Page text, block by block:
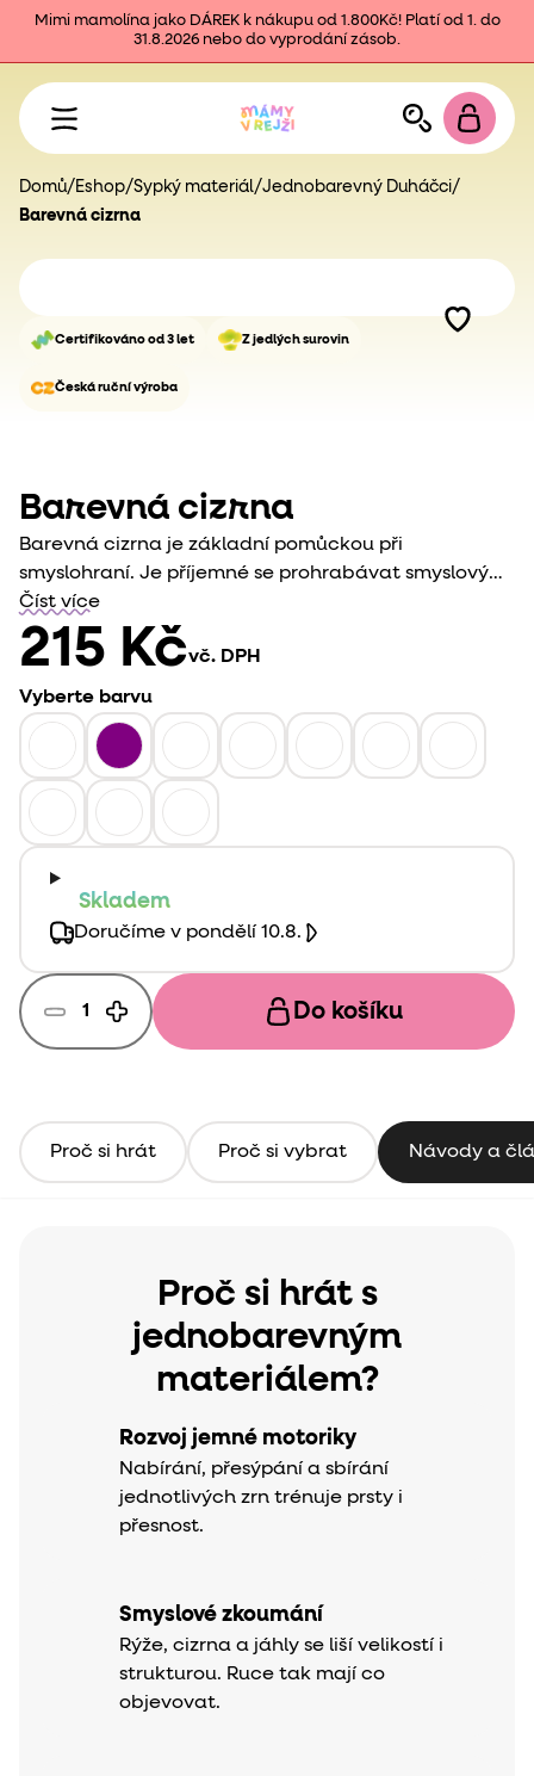
Mimi mamolína jako DÁREK k nákupu od 1.800Kč! Platí od 1. do
31.8.2026 nebo do vyprodání zásob.
Domů/ Eshop/Sypký materiál/Jednobarevný Duháčci/
Barevná cizrna
Certifikováno od 3 let Z jedlých surovin
Česká ruční výroba
Barevná cizrna
Barevná cizrna je základní pomůckou při
smyslohraní. Je příjemné se prohrabávat smyslovým
materiálem, hledat v něm věci, nabírat a
přesypávat. Tvořit z něj různé světy zabaví nejedno
dítě a dokonce i dospělé.
Číst více
215 Kčvč. DPH
Vyberte barvu
Skladem
Doručíme v pondělí 10.8.
Do košíku
Proč si hrát Proč si vybrat Návody a
Proč si hrát s
jednobarevným
materiálem?
Rozvoj jemné motoriky
Nabírání, přesýpání a sbírání
jednotlivých zrn trénuje prsty i
přesnost.
Smyslové zkoumání
Rýže, cizrna a jáhly se liší velikostí i
strukturou. Ruce tak mají co
objevovat.